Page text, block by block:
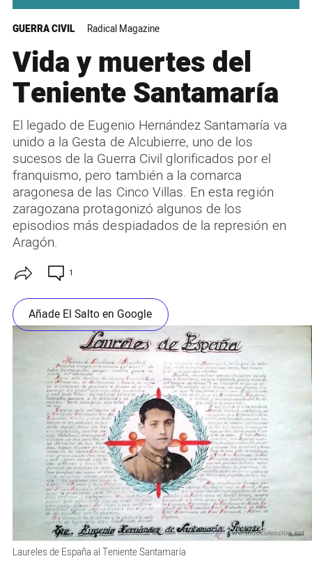
GUERRA CIVIL Radical Magazine
Vida y muertes del
Teniente Santamaría
El legado de Eugenio Hernández Santamaría va
unido a la Gesta de Alcubierre, uno de los
sucesos de la Guerra Civil glorificados por el
franquismo, pero también a la comarca
aragonesa de las Cinco Villas. En esta región
zaragozana protagonizó algunos de los
episodios más despiadados de la represión en
Aragón.
1
Añade El Salto en Google
Laureles de España al Teniente Santamaría